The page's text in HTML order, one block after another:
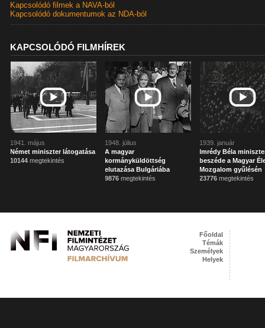
Kapcsolódó filmek a NAVA-ból
Kapcsolódó dokumentumok az NDA-ból
KAPCSOLÓDÓ FILMHÍREK
1941. május
Német miniszter látogatása
10144 megtekintés
1948. július
A magyar
kormányküldöttség
elutazása Bulgáriába
9876 megtekintés
1939. január
Imrédy Béla
beszéde a Magyar
Mozgalom gyűlésén
23776 megtekintés
Főoldal
Témák
Személyek
Helyek